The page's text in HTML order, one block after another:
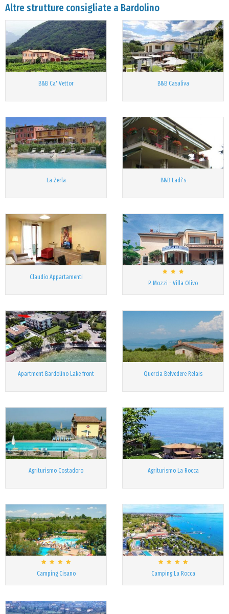
Altre strutture consigliate a Bardolino
B&B Ca' Vettor B&B Casaliva
La Zerla B&B Ladi's
Claudio Appartamenti
P. Mozzi - Villa Olivo
Apartment Bardolino Lake front Quercia Belvedere Relais
Agriturismo Costadoro Agriturismo La Rocca
Camping Cisano Camping La Rocca